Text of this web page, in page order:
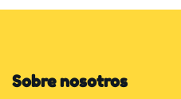
Sobre nosotros